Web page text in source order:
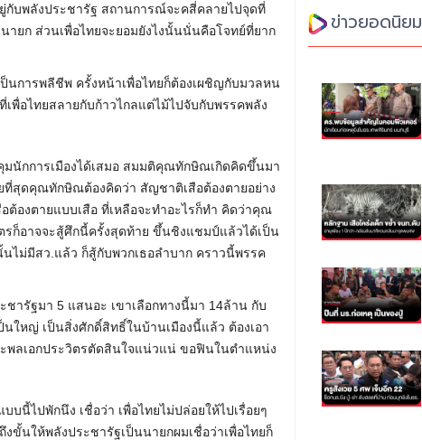
กับพลังประชารัฐ สถานการณ์จะคสี่คลายไปจุดที่
ยก ส่วนเพื่อไทยจะยอมยังไงนั้นนั่นคือโจทย์ที่ยาก
การพลีชีพ ครั้งหน้าเพื่อไทยก็ต้องเผชิญกับมวลหน
พื่อไทยสลายกับก้าวไกลแต่ไม้ไปจับกับพรรคพลัง
มนักการเมืองได้เสมอ สมมติคุณทักษิณเกิดคิดขึ้นมา
ที่สุดคุณทักษิณต้องคิดว่า สัญชาติเสือต้องตายอย่าง
อต้องตายแบบเสือ ที่เหลือจะทำอะไรก็ทำ คิดว่าคุณ
ก็อาจจะสู้ศึกนี้ครั้งสุดท้าย ขึ้นชิงแชมป์แล้วได้เป็น
ม่มีสว.แล้ว ก็สู้กับพวกเธอลำบาก คราวนี้พรรค
ารัฐมา 5 แสนอะ เขาเลือกทางนี้มา 14ล้าน กับ
ใหญ่ เป็นสิ่งศักดิ์สิทธิ์ในบ้านเมืองนี้แล้ว ต้องเอา
พลเอกประวิตรตัดสินใจแน่วแน่ ขอฟินในตำแหน่ง
นี้ไปพักนึง เชื่อว่า เพื่อไทยไม่ปล่อยให้ไปเรื่อยๆ
ขั้นให้พลังประชารัฐเป็นนายกผมเชื่อว่าเพื่อไทยก็
ข่าวยอดนิยม